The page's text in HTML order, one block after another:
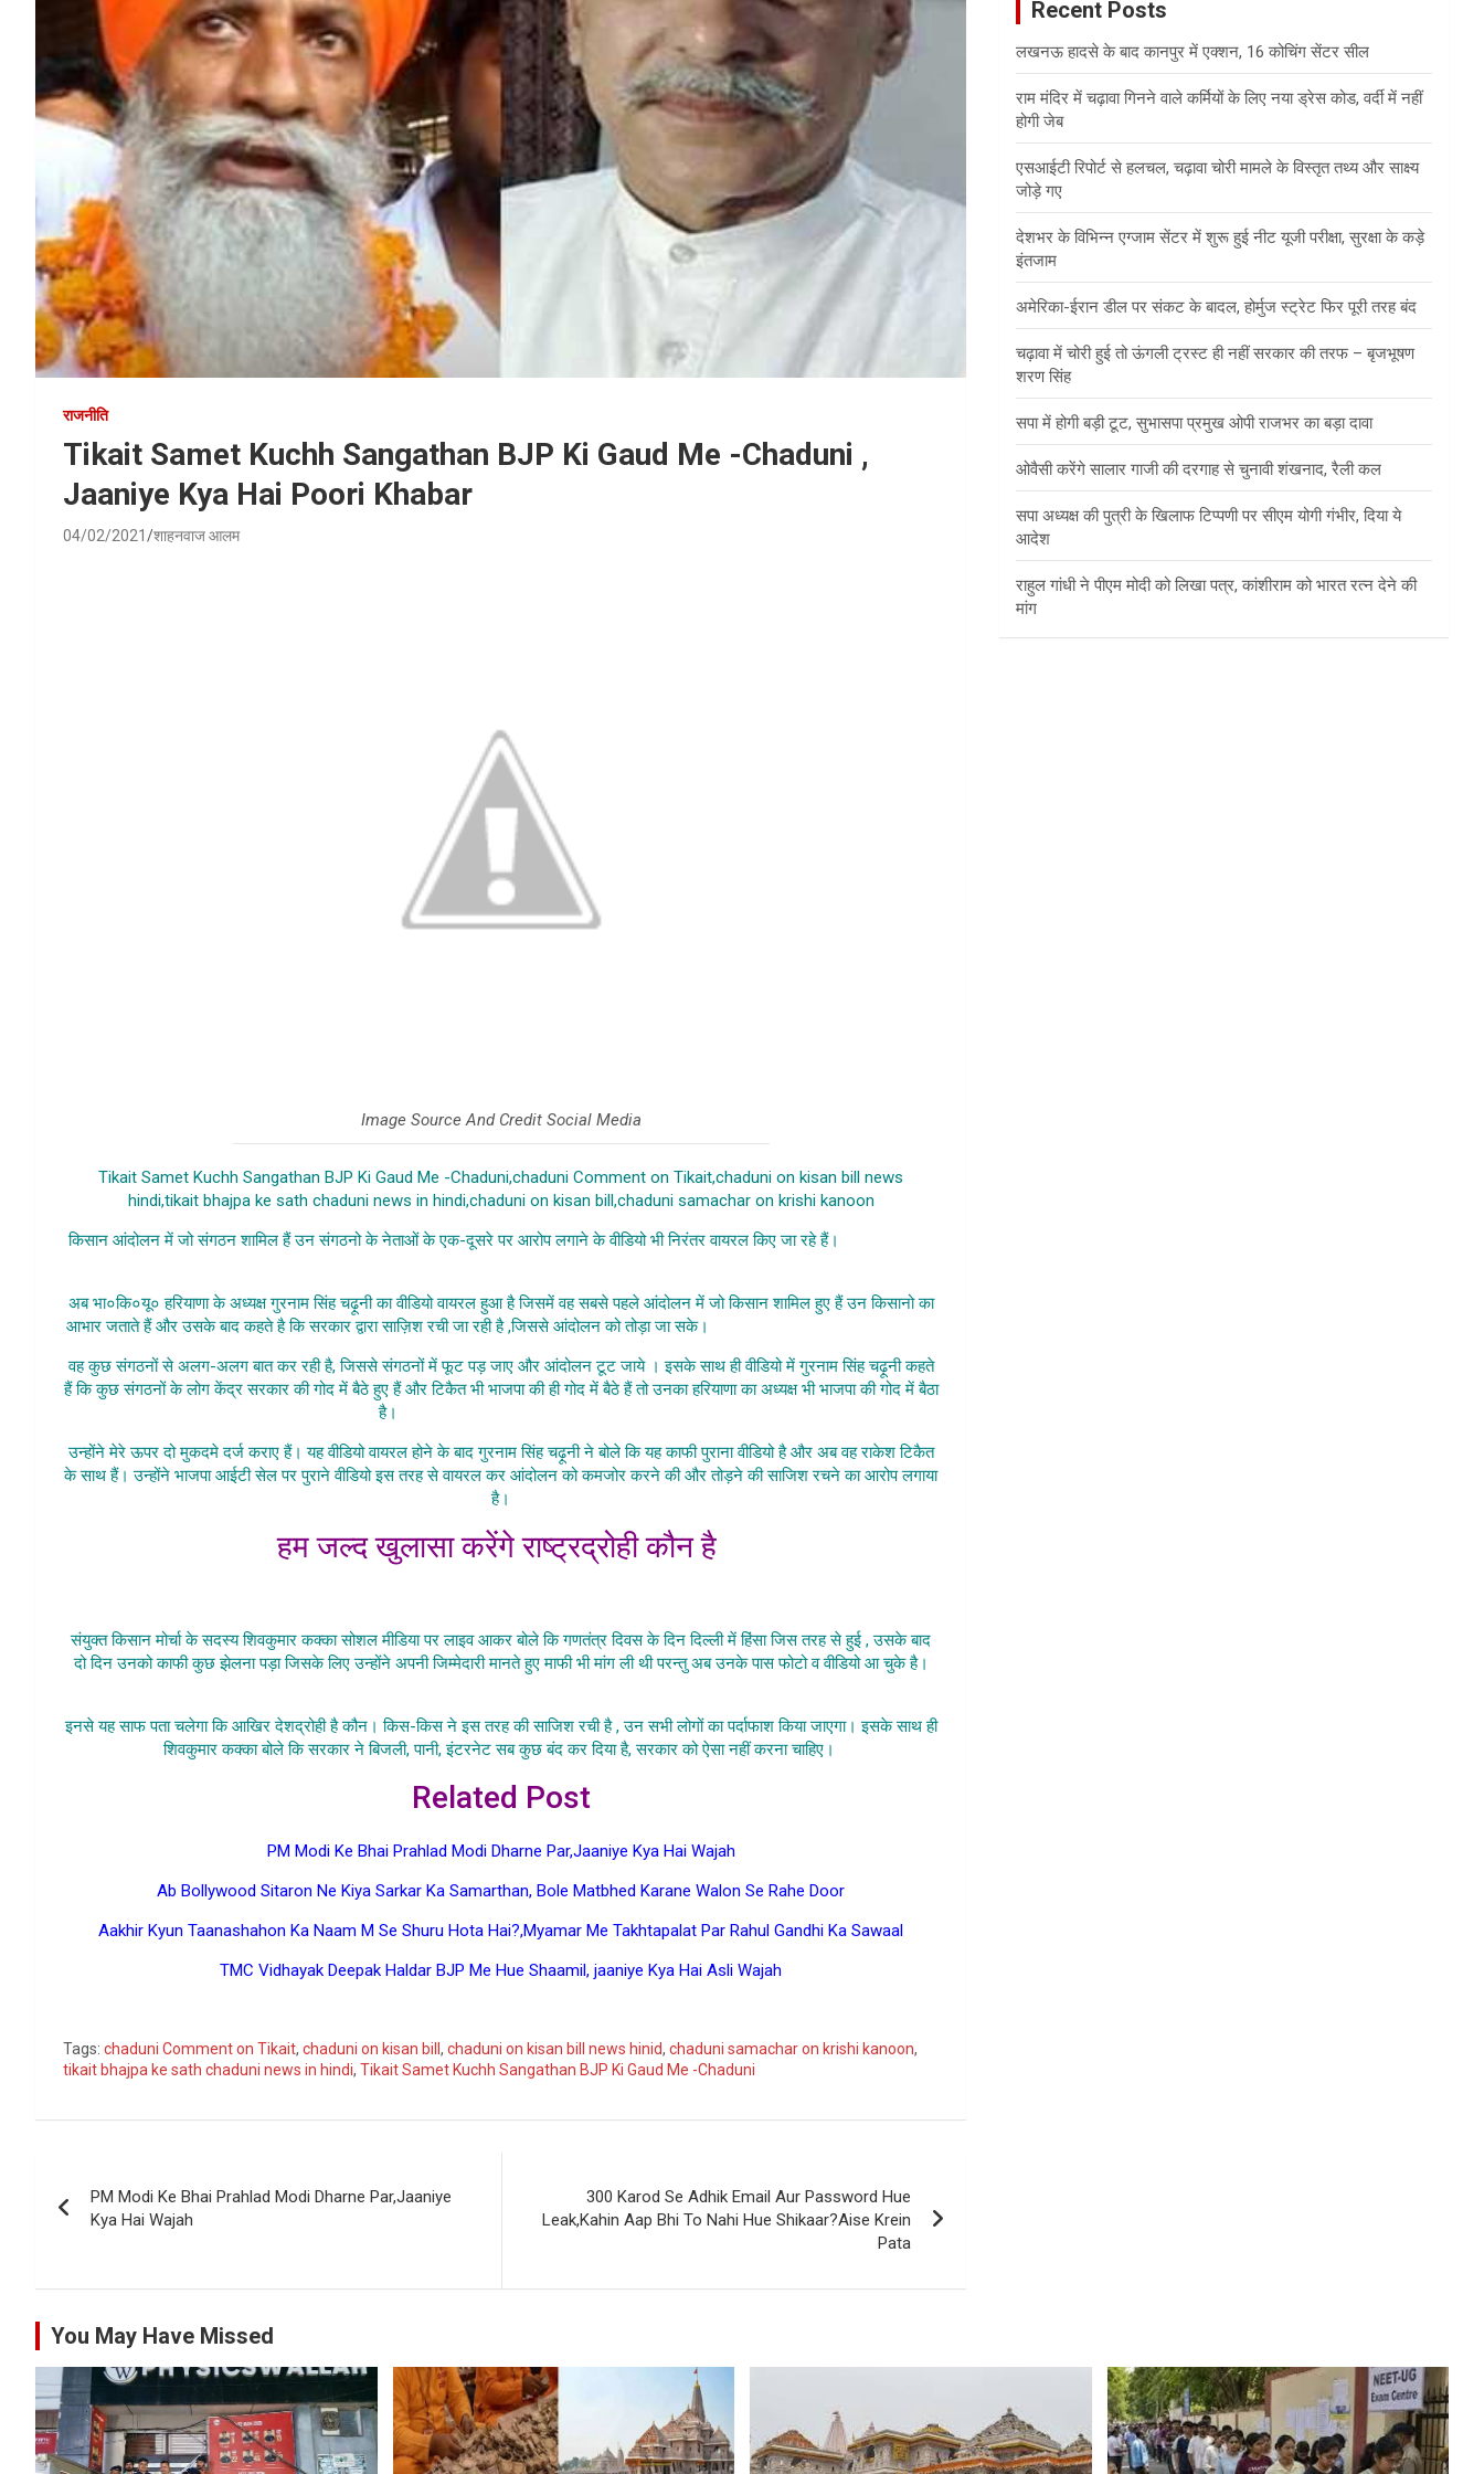
राजनीति
Tikait Samet Kuchh Sangathan BJP Ki Gaud Me -Chaduni ,
Jaaniye Kya Hai Poori Khabar
04/02/2021 शाहनवाज आलम
Image Source And Credit Social Media
Tikait Samet Kuchh Sangathan BJP Ki Gaud Me -Chaduni,chaduni Comment on Tikait,chaduni on kisan bill news
hindi,tikait bhajpa ke sath chaduni news in hindi,chaduni on kisan bill,chaduni samachar on krishi kanoon
किसान आंदोलन में जो संगठन शामिल हैं उन संगठनो के नेताओं के एक-दूसरे पर आरोप लगाने के वीडियो भी निरंतर वायरल किए जा रहे हैं।
अब भा०कि०यू० हरियाणा के अध्यक्ष गुरनाम सिंह चढ़ूनी का वीडियो वायरल हुआ है जिसमें वह सबसे पहले आंदोलन में जो किसान शामिल हुए हैं उन किसानो का
आभार जताते हैं और उसके बाद कहते है कि सरकार द्वारा साज़िश रची जा रही है ,जिससे आंदोलन को तोड़ा जा सके।
वह कुछ संगठनों से अलग-अलग बात कर रही है, जिससे संगठनों में फूट पड़ जाए और आंदोलन टूट जाये । इसके साथ ही वीडियो में गुरनाम सिंह चढ़ूनी कहते
हैं कि कुछ संगठनों के लोग केंद्र सरकार की गोद में बैठे हुए हैं और टिकैत भी भाजपा की ही गोद में बैठे हैं तो उनका हरियाणा का अध्यक्ष भी भाजपा की गोद में बैठा
है।
उन्होंने मेरे ऊपर दो मुकदमे दर्ज कराए हैं। यह वीडियो वायरल होने के बाद गुरनाम सिंह चढ़ूनी ने बोले कि यह काफी पुराना वीडियो है और अब वह राकेश टिकैत
के साथ हैं। उन्होंने भाजपा आईटी सेल पर पुराने वीडियो इस तरह से वायरल कर आंदोलन को कमजोर करने की और तोड़ने की साजिश रचने का आरोप लगाया
है।
हम जल्द खुलासा करेंगे राष्ट्रद्रोही कौन है
संयुक्त किसान मोर्चा के सदस्य शिवकुमार कक्का सोशल मीडिया पर लाइव आकर बोले कि गणतंत्र दिवस के दिन दिल्ली में हिंसा जिस तरह से हुई , उसके बाद
दो दिन उनको काफी कुछ झेलना पड़ा जिसके लिए उन्होंने अपनी जिम्मेदारी मानते हुए माफी भी मांग ली थी परन्तु अब उनके पास फोटो व वीडियो आ चुके है।
इनसे यह साफ पता चलेगा कि आखिर देशद्रोही है कौन। किस-किस ने इस तरह की साजिश रची है , उन सभी लोगों का पर्दाफाश किया जाएगा। इसके साथ ही
शिवकुमार कक्का बोले कि सरकार ने बिजली, पानी, इंटरनेट सब कुछ बंद कर दिया है, सरकार को ऐसा नहीं करना चाहिए।
Related Post
PM Modi Ke Bhai Prahlad Modi Dharne Par,Jaaniye Kya Hai Wajah
Ab Bollywood Sitaron Ne Kiya Sarkar Ka Samarthan, Bole Matbhed Karane Walon Se Rahe Door
Aakhir Kyun Taanashahon Ka Naam M Se Shuru Hota Hai?,Myamar Me Takhtapalat Par Rahul Gandhi Ka Sawaal
TMC Vidhayak Deepak Haldar BJP Me Hue Shaamil, jaaniye Kya Hai Asli Wajah
Tags: chaduni Comment on Tikait, chaduni on kisan bill , chaduni on kisan bill news hinid, chaduni samachar on krishi kanoon,
tikait bhajpa ke sath chaduni news in hindi, Tikait Samet Kuchh Sangathan BJP Ki Gaud Me -Chaduni
navigation
PM Modi Ke Bhai Prahlad Modi Dharne Par,Jaaniye
Kya Hai Wajah
300 Karod Se Adhik Email Aur Password Hue
Leak,Kahin Aap Bhi To Nahi Hue Shikaar?Aise Krein
Pata
Recent Posts
लखनऊ हादसे के बाद कानपुर में एक्शन, 16 कोचिंग सेंटर सील
राम मंदिर में चढ़ावा गिनने वाले कर्मियों के लिए नया ड्रेस कोड, वर्दी में नहीं
होगी जेब
एसआईटी रिपोर्ट से हलचल, चढ़ावा चोरी मामले के विस्तृत तथ्य और साक्ष्य
जोड़े गए
देशभर के विभिन्न एग्जाम सेंटर में शुरू हुई नीट यूजी परीक्षा, सुरक्षा के कड़े
इंतजाम
अमेरिका-ईरान डील पर संकट के बादल, होर्मुज स्ट्रेट फिर पूरी तरह बंद
चढ़ावा में चोरी हुई तो ऊंगली ट्रस्ट ही नहीं सरकार की तरफ – बृजभूषण
शरण सिंह
सपा में होगी बड़ी टूट, सुभासपा प्रमुख ओपी राजभर का बड़ा दावा
ओवैसी करेंगे सालार गाजी की दरगाह से चुनावी शंखनाद, रैली कल
सपा अध्यक्ष की पुत्री के खिलाफ टिप्पणी पर सीएम योगी गंभीर, दिया ये
आदेश
राहुल गांधी ने पीएम मोदी को लिखा पत्र, कांशीराम को भारत रत्न देने की
मांग
You May Have Missed